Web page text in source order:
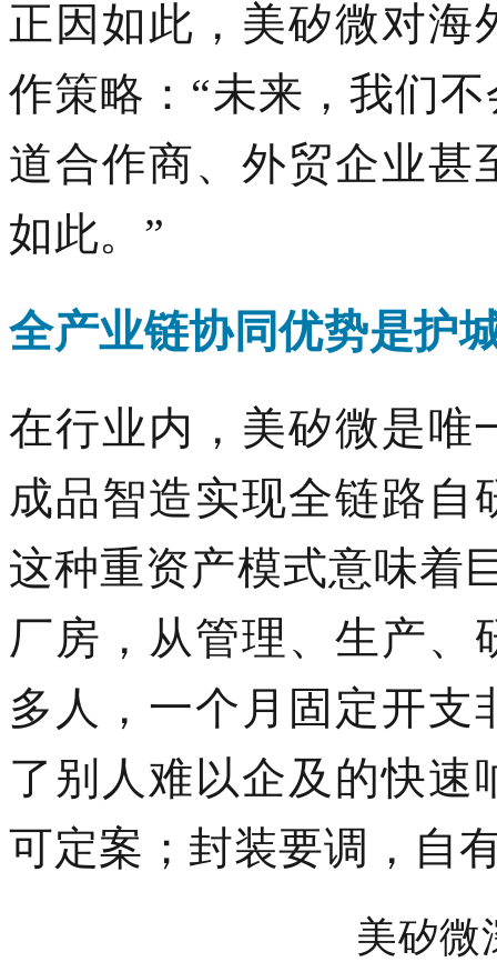
正因如此，美矽微对海
作策略： “未来，我们
道合作商、外贸企业甚
如此。 ”
全产业链协同优势是护
在行业内，美矽微是唯
成品智造实现全链路自
这种重资产模式意味着
厂房， 从管理、生产、
多人，一个月固定开支
了别人难以企及的快速
可定案；封装要调，自
美矽微